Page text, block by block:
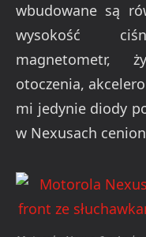
wbudowane są
wysokość
magnetometr,
otoczenia,
mi jedynie diody
w Nexusach